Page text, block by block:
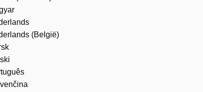
(België)